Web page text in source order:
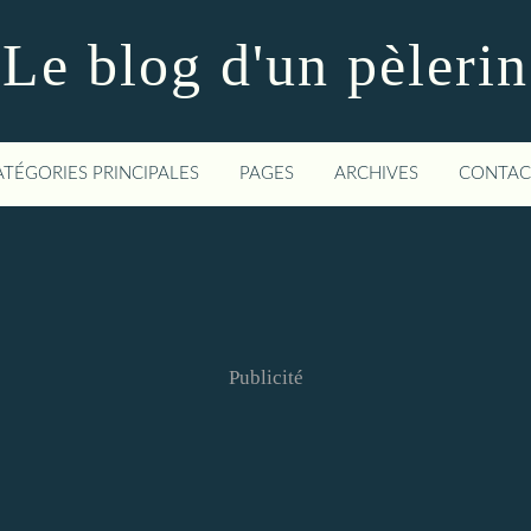
Le blog d'un pèlerin
PRINCIPALES PAGES ARCHIVES
Publicité